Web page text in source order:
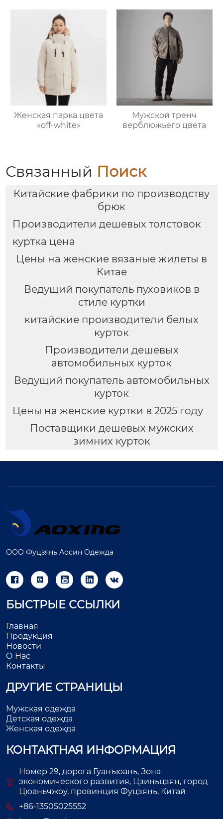
Женская парка цвета
«off-white»
Мужской тренч
верблюжьего цвета
Связанный Поиск
Китайские фабрики по производству
брюк
Производители дешевых толстовок
куртка цена
Цены на женские вязаные жилеты в
Китае
Ведущий покупатель пуховиков в
стиле куртки
китайские производители белых
курток
Производители дешевых
автомобильных курток
Ведущий покупатель автомобильных
курток
Цены на женские куртки в 2025 году
Поставщики дешевых мужских
зимних курток
ООО Фуцзянь Аосин Одежда
    
БЫСТРЫЕ ССЫЛКИ
Главная
Продукция
Новости
О Нас
Контакты
ДРУГИЕ СТРАНИЦЫ
Мужская одежда
Детская одежда
Женская одежда
КОНТАКТНАЯ ИНФОРМАЦИЯ
Номер 29, дорога Гуанъюань, Зона
экономического развития, Цзиньцзян, город
Цюаньчжоу, провинция Фуцзянь, Китай
+86-13505025552